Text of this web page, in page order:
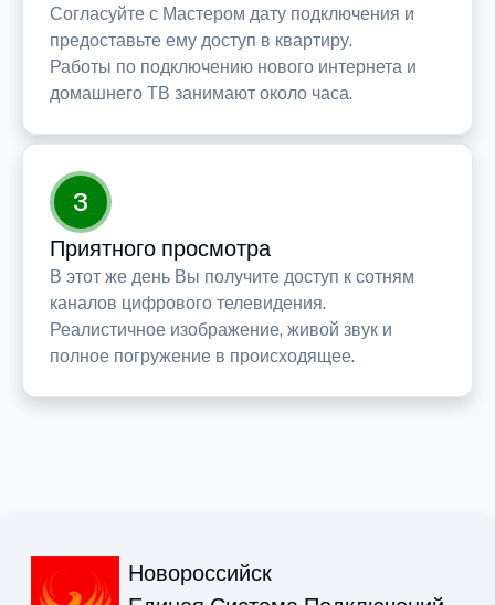
Согласуйте с Мастером дату подключения и
предоставьте ему доступ в квартиру.
Работы по подключению нового интернета и
домашнего ТВ занимают около часа.
3
Приятного просмотра
В этот же день Вы получите доступ к сотням
каналов цифрового телевидения.
Реалистичное изображение, живой звук и
полное погружение в происходящее.
Новороссийск